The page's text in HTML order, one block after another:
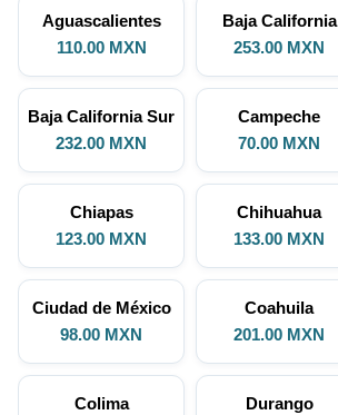
Aguascalientes
110.00 MXN
Baja California
253.00 MXN
Baja California Sur
232.00 MXN
Campeche
70.00 MXN
Chiapas
123.00 MXN
Chihuahua
133.00 MXN
Ciudad de México
98.00 MXN
Coahuila
201.00 MXN
Colima
Durango